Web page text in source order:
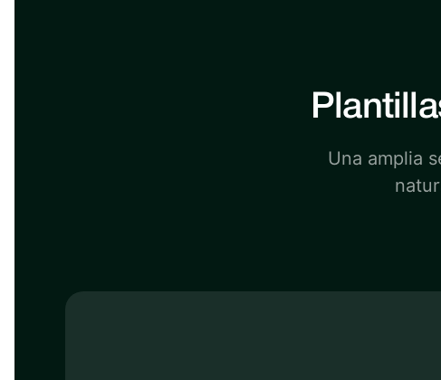
Una amplia